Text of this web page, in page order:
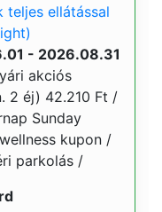
teljes ellátással
- 2026.08.31
akciós
2 éj) 42.210 Ft /
Sunday
kupon /
parkolás /